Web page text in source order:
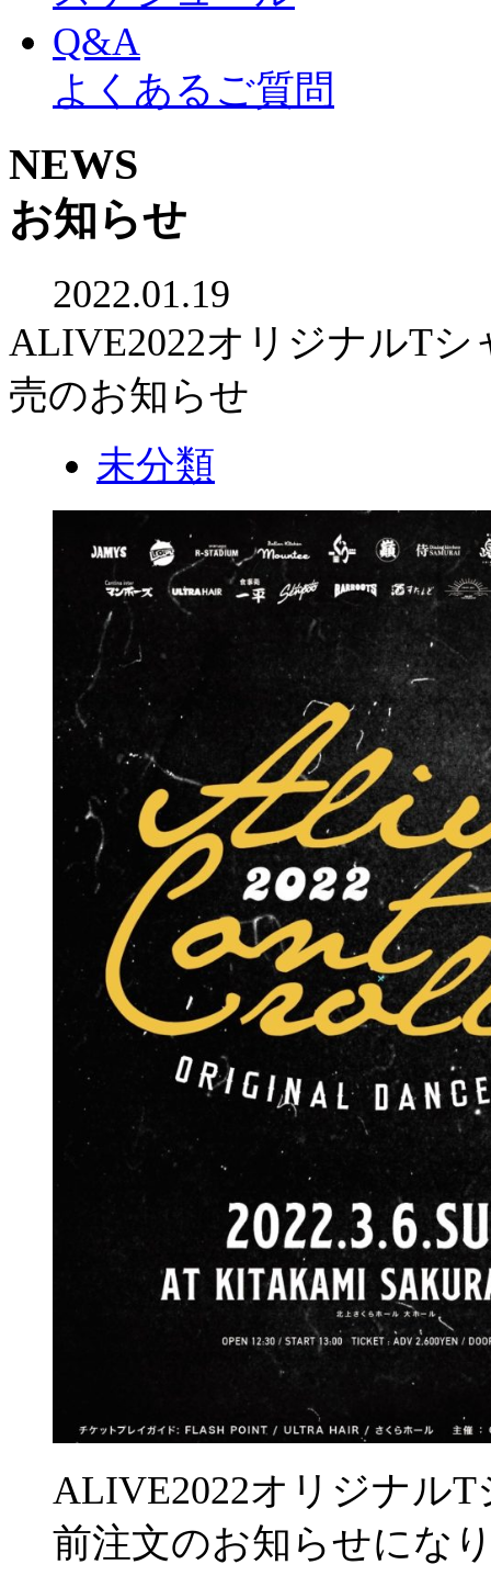
Q&A
よくあるご質問
NEWS
お知らせ
2022.01.19
ALIVE2022オリジナルT
売のお知らせ
未分類
ALIVE2022オリジナル
前注文のお知らせにな